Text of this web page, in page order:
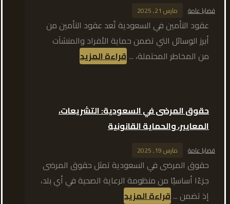
قضايا عامة مارس 21, 2025
عقود التأمين في السعودية تُعد عقود التأمين من
أبرز الوسائل التي تضمن حماية الأفراد والمنشآت
من المخاطر المحتملة، ...قراءة المزيد
حقوق المرضى في السعودية: التشريعات،
المعايير، والحماية القانونية
قضايا عامة مارس 19, 2025
حقوق المرضى في السعودية تمثل حقوق المرضى
جزءًا أساسيًا من منظومة الرعاية الصحية في أي بلد،
إذ تضمن ...قراءة المزيد